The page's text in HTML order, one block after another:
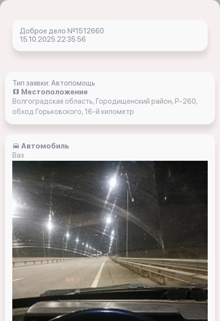
Доброе дело №1512660
15.10.2025 22:35:56
Тип заявки: Автопомощь
Местоположение
Волгоградская область, Городищенский район, Р-260,
обход Горьковского, 16-й километр
Автомобиль
Ваз